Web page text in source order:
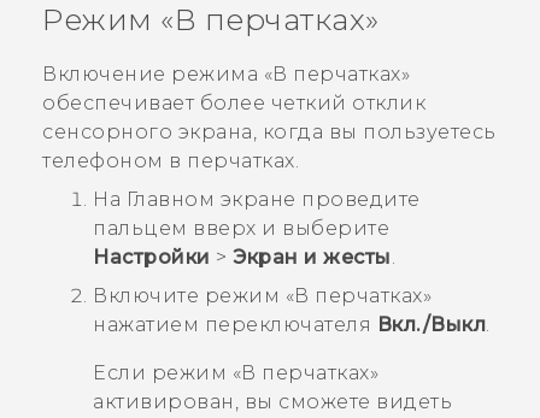
ПОДДЕРЖКА
Режим «В перчатках»
Включение режима «В перчатках»
обеспечивает более четкий отклик
сенсорного экрана, когда вы пользуетесь
телефоном в перчатках.
На Главном экране проведите
пальцем вверх и выберите
Настройки > Экран и жесты.
Включите режим «В перчатках»
нажатием переключателя Вкл./Выкл.
Если режим «В перчатках»
активирован, вы сможете видеть